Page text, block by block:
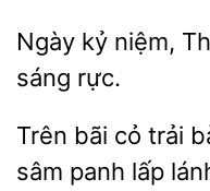
kỷ
sáng rực.
Trên bãi cỏ trải
sâm panh lấp